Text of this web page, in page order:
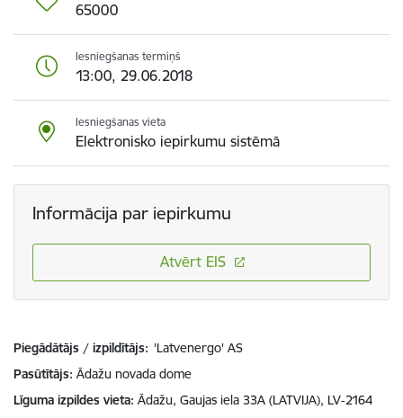
65000
Iesniegšanas termiņš
13:00, 29.06.2018
Iesniegšanas vieta
Elektronisko iepirkumu sistēmā
Informācija par iepirkumu
Atvērt EIS
Piegādātājs / izpildītājs: 'Latvenergo' AS
Pasūtītājs Ādažu novada dome
Līguma izpildes vieta Ādažu, Gaujas iela 33A (LATVIJA), LV-2164